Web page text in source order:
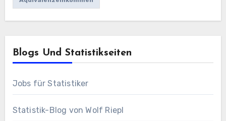
Blogs Und Statistikseiten
Jobs für Statistiker
Statistik-Blog von Wolf Riepl